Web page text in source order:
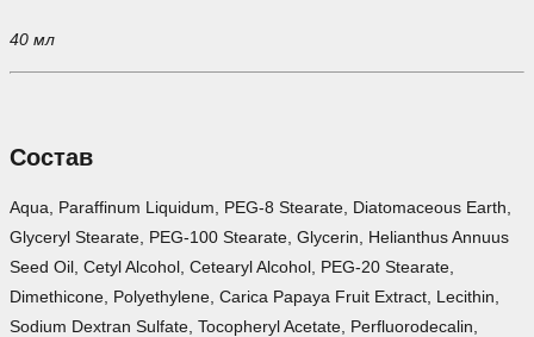
40 мл
Состав
Aqua, Paraffinum Liquidum, PEG-8 Stearate, Diatomaceous Earth,
Glyceryl Stearate, PEG-100 Stearate, Glycerin, Helianthus Annuus
Seed Oil, Cetyl Alcohol, Cetearyl Alcohol, PEG-20 Stearate,
Dimethicone, Polyethylene, Carica Papaya Fruit Extract, Lecithin,
Sodium Dextran Sulfate, Tocopheryl Acetate, Perfluorodecalin,